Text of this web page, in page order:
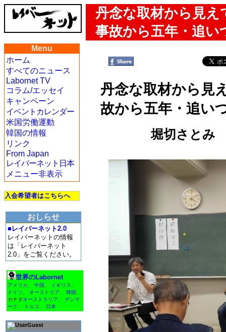
丹念な取材から見
事故から五年・追い
Menu
ホーム
すべてのニュース
Labornet TV
コラム/エッセイ
キャンペーン
イベントカレンダー
米国労働運動
韓国の情報
リンク
From Japan
レイバーネット日本
メニュー非表示
入会希望者はこちらへ
おしらせ
■レイバーネット2.0
レイバーネットの情報
は「レイバーネット
2.0」をご覧ください。
世界のLabornet
アメリカ 中国 イギリス
ドイツ
オーストリア 韓国
カナダオーストラリア
デンマ
ーク
トルコ 日本
Guest
丹念な取材から見
故から五年・追い
堀切さとみ